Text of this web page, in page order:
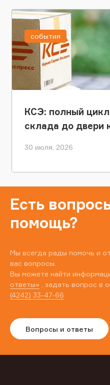
КСЭ: полный цикл
склада до двери
30 июля, 2026
события
Есть
помощь?
Мы всегда рады помочь и
вас вопросы.
Вы можете найти
ответы» , задать вопрос в
(4242) 33-47-66
Вопросы и ответы